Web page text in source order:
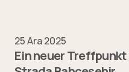
25 Ara 2025
Ein neuer